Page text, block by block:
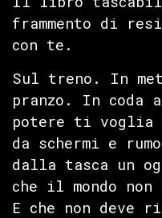
frammento di
con te.
Sul treno. In
pranzo. In coda
potere ti
da schermi e
dalla tasca un
che il mondo
E che non deve